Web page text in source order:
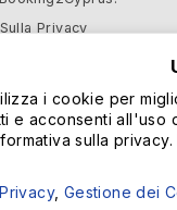
Privacy
Condizioni
i cookie per
e acconsenti all'uso
sulla
, Gestione dei